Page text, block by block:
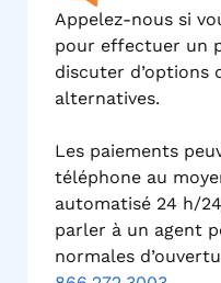
Appelez-nous si
pour effectuer un
discuter d’options
alternatives.
Les paiements
téléphone au
automatisé 24 h/
parler à un agent
normales